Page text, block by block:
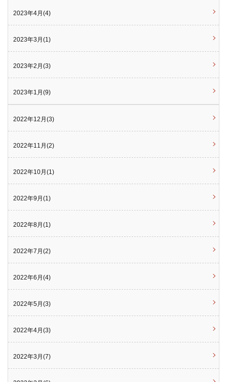
2023年4月(4)
2023年3月(1)
2023年2月(3)
2023年1月(9)
2022年12月(3)
2022年11月(2)
2022年10月(1)
2022年9月(1)
2022年8月(1)
2022年7月(2)
2022年6月(4)
2022年5月(3)
2022年4月(3)
2022年3月(7)